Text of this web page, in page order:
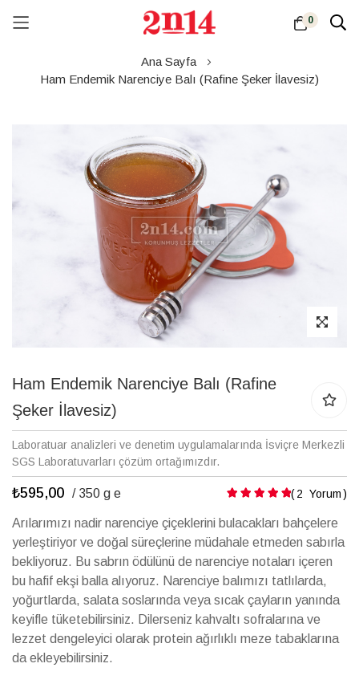
0
Ana Sayfa
Ham Endemik Narenciye Balı (Rafine Şeker İlavesiz)
galerisinin
atla
Ham Endemik Narenciye Balı (Rafine
Şeker İlavesiz)
Laboratuar analizleri ve denetim uygulamalarında İsviçre Merkezli
SGS Laboratuvarları çözüm ortağımızdır.
₺595,00 / 350 g e Puanlama: 2 Yorum
Arılarımızı nadir narenciye çiçeklerini bulacakları bahçelere
yerleştiriyor ve doğal süreçlerine müdahale etmeden sabırla
bekliyoruz. Bu sabrın ödülünü de narenciye notaları içeren
bu hafif ekşi balla alıyoruz. Narenciye balımızı tatlılarda,
yoğurtlarda, salata soslarında veya sıcak çayların yanında
keyifle tüketebilirsiniz. Dilerseniz kahvaltı sofralarına ve
lezzet dengeleyici olarak protein ağırlıklı meze tabaklarına
da ekleyebilirsiniz.